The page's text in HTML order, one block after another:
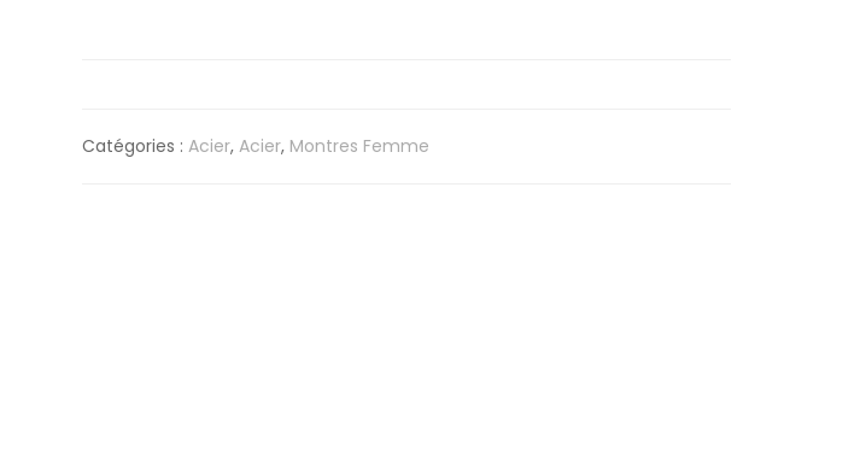
Catégories :Acier,Acier, Montres Femme